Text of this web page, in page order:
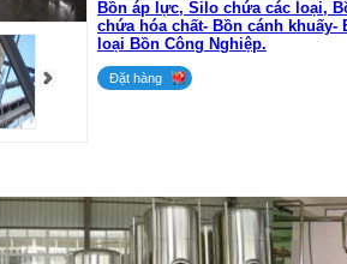
Bồn áp lực, Silo chứa các loại,
chứa hóa chất- Bồn cánh khuấy-
loại Bồn Công Nghiệp.
Đặt hàng